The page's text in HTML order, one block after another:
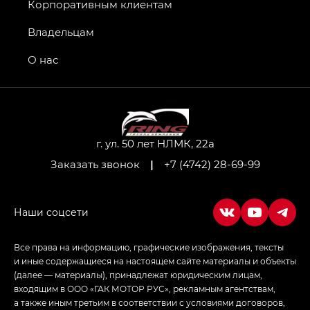
GS4 — Джи Эс 4 (GS4) в комплектациях Джи Би
привод — GB AWD, Джи Эль Полный привод —
Джи Ти — GT, Джи Икс — GX,
Джи Икс ПРЕМИУМ — GX PREMIUM, ЛАУНЖ —
Empow — Эмпау (Empow) в комплектации
г. ул. 50 лет НЛМК, 22а
Заказать звонок
| +7 (4742) 28-69-99
Корпоративным клиентам
Владельцам
О нас
Все права на информацию, графические изображения, тексты
и иные содержащиеся на настоящем сайте материалы и объекты
(далее — материалы), принадлежат юридическим лицам,
входящим в ООО «ГАК МОТОР РУС», рекламным агентствам,
а также иным третьим в соответствии с условиями договоров,